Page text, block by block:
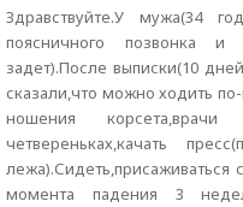
Здравствуйте.У мужа(34
поясничного позвонка
задет).После выписки(10
сказали,что можно ходить
ношения
четвереньках,качать
момента падения 3